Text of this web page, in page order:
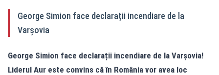
George Simion face declarații incendiare de la
Varșovia
George Simion face declarații incendiare de la Varșovia!
Liderul Aur este convins că în România vor avea loc